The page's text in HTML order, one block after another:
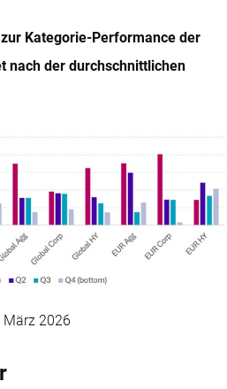
Kategorie-Performance der
nach der durchschnittlichen
März 2026